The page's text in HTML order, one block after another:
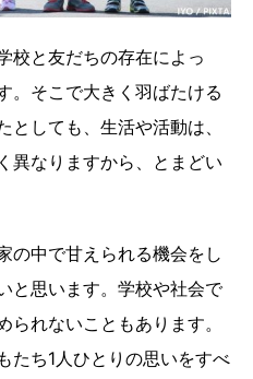
校と友だちの存在によっ
。そこで大きく羽ばたける
しても、生活や活動は、
異なりますから、とまどい
の中で甘えられる機会をし
と思います。学校や社会で
れないこともあります。
たち1人ひとりの思いをすべ